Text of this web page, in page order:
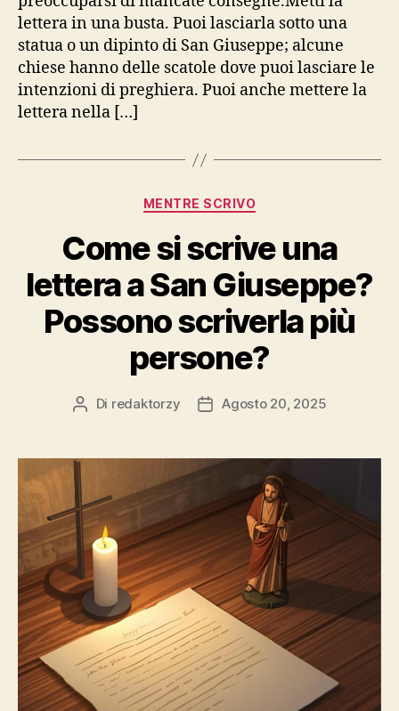
lettera in una busta. Puoi lasciarla sotto una
statua o un dipinto di San Giuseppe; alcune
chiese hanno delle scatole dove puoi lasciare le
intenzioni di preghiera. Puoi anche mettere la
lettera nella […]
Categorie
MENTRE SCRIVO
Come si scrive una
lettera a San Giuseppe?
Possono scriverla più
persone?
Autore
Di redaktorzy
DataAgosto 20, 2025